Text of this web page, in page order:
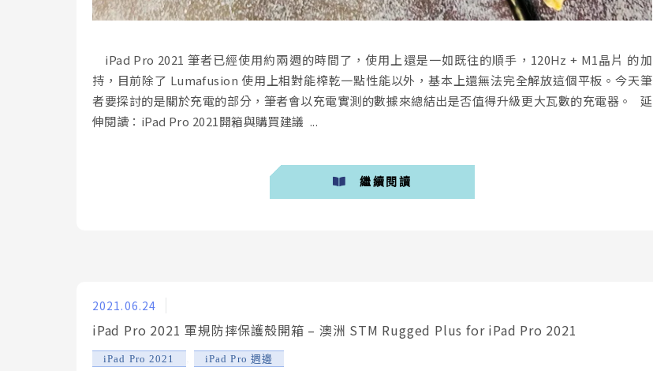
iPad Pro 2021 筆者已經使用約兩週的時間了，使用上還是一如既往的順手，120Hz + M1晶片 的加
持，目前除了 Lumafusion 使用上相對能榨乾一點性能以外，基本上還無法完全解放這個平板。今天筆
者要探討的是關於充電的部分，筆者會以充電實測的數據來總結出是否值得升級更大瓦數的充電器。 延
伸閱讀：iPad Pro 2021開箱與購買建議 ...
繼續閱讀
2021.06.24
iPad Pro 2021 軍規防摔保護殼開箱 – 澳洲 STM Rugged Plus for iPad Pro 2021
iPad Pro 2021 iPad Pro 週邊